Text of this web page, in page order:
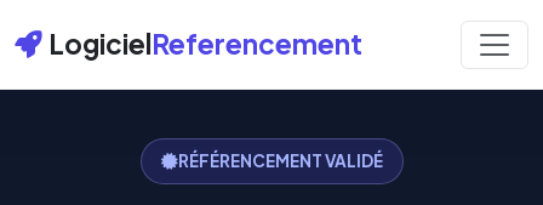
LogicielReferencement
RÉFÉRENCEMENT VALIDÉ